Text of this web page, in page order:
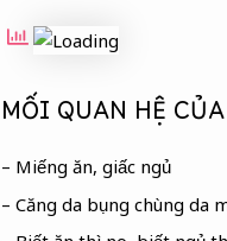
MỐI QUAN HỆ
– Miếng ăn, giấc ngủ
– Căng da bụng chùng da